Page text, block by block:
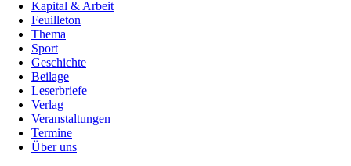
Kapital & Arbeit
Feuilleton
Thema
Sport
Geschichte
Beilage
Leserbriefe
Verlag
Veranstaltungen
Termine
Über uns